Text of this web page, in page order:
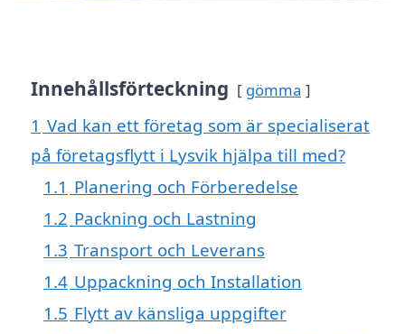
Innehållsförteckning gömma
1 Vad kan ett företag som är specialiserat
på företagsflytt i Lysvik hjälpa till med?
1.1 Planering och Förberedelse
1.2 Packning och Lastning
1.3 Transport och Leverans
1.4 Uppackning och Installation
1.5 Flytt av känsliga uppgifter